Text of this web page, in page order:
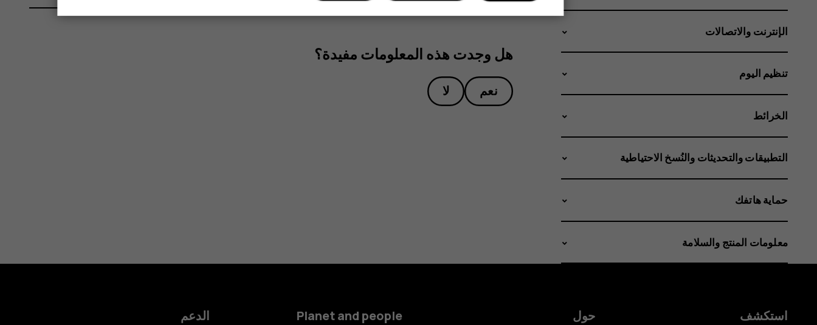
هل وجدت هذه المعلومات مفيدة؟
نعم لا
الإنترنت والاتصالات
تنظيم اليوم
الخرائط
التطبيقات والتحديثات والنُسخ الاحتياطية
حماية هاتفك
معلومات المنتج والسلامة
استكشف
حول
Planet and people
الدعم